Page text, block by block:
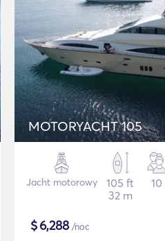
MOTORYACHT 105
Jacht motorowy
105 ft
32 m
10
$6,288/noc